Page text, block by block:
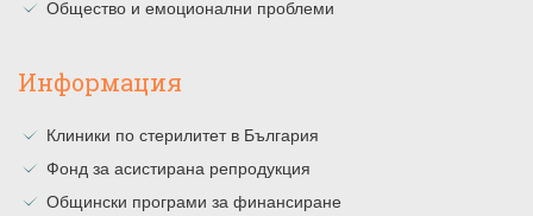
Общество и емоционални проблеми
Информация
Клиники по стерилитет в България
Фонд за асистирана репродукция
Общински програми за финансиране